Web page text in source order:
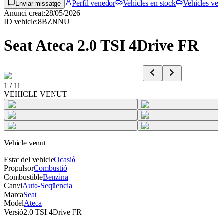
Enviar missatge Perfil venedor Vehicles en stock
Vehicles
Anunci creat:28/05/2026
ID vehicle:8BZNNU
Seat Ateca 2.0 TSI 4Drive FR
1 / 11
VEHICLE VENUT
Vehicle venut
Estat del vehicleOcasió
PropulsorCombustió
CombustibleBenzina
CanviAuto-Seqüencial
MarcaSeat
ModelAteca
Versió2.0 TSI 4Drive FR